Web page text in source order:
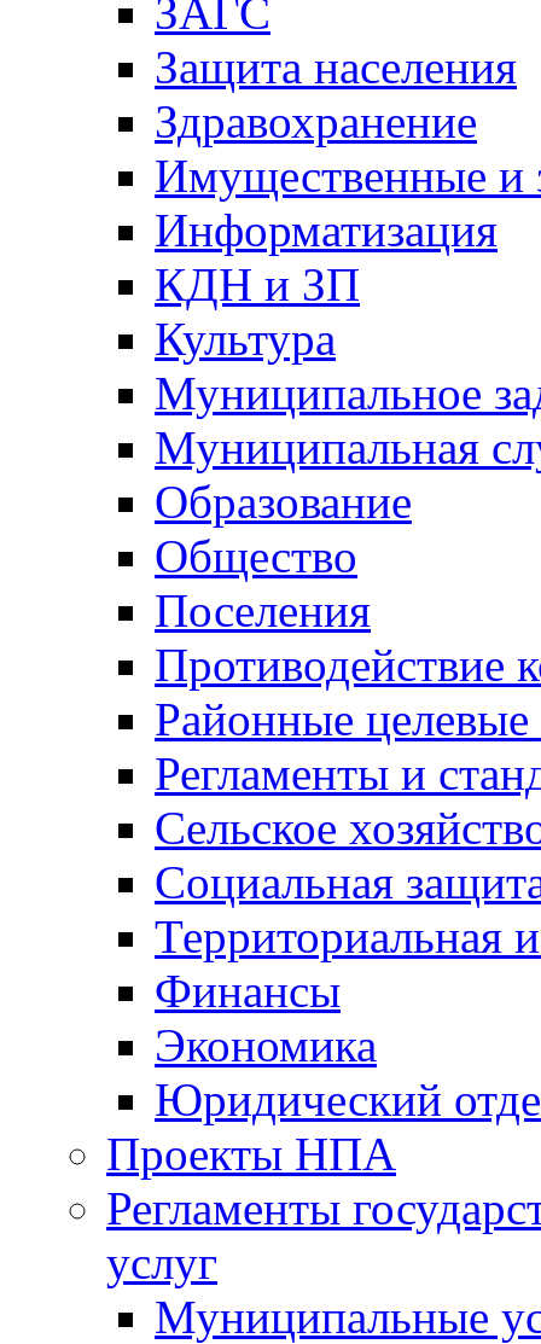
ЗАГС
Защита населения
Здравохранение
Имущественные и
Информатизация
КДН и ЗП
Культура
Муниципальное
Муниципальная
Образование
Общество
Поселения
Противодействие
Районные
Регламенты и
Сельское
Социальная
Территориальная
Финансы
Экономика
Юридический
Проекты НПА
Регламенты
услуг
Муниципальные